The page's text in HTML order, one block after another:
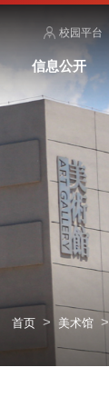
校园平台
信息公开
首页 > 美术馆 >